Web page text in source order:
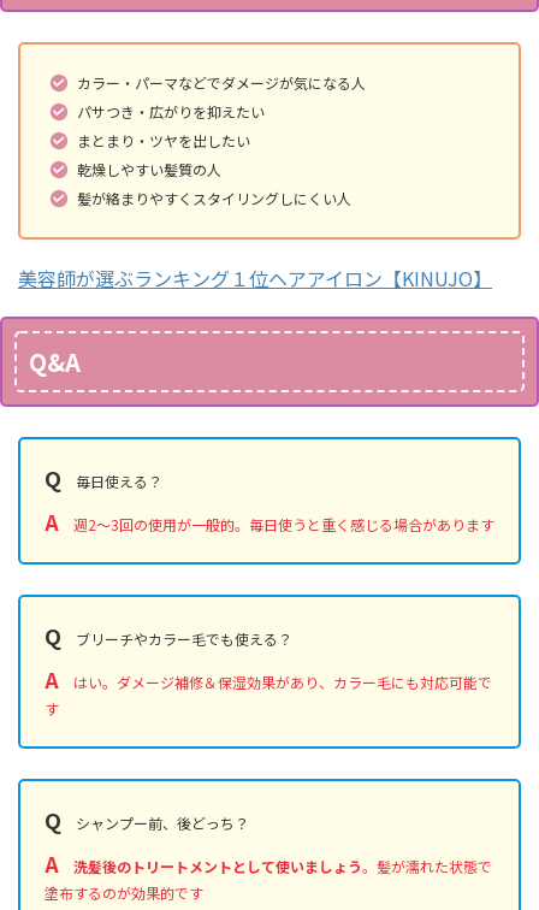
カラー・パーマなどでダメージが気になる人
パサつき・広がりを抑えたい
まとまり・ツヤを出したい
乾燥しやすい髪質の人
髪が絡まりやすくスタイリングしにくい人
美容師が選ぶランキング１位ヘアアイロン【KINUJO】
Q&A
Q 毎日使える？
A 週2〜3回の使用が一般的。毎日使うと重く感じる場合があります
Q ブリーチやカラー毛でも使える？
A はい。ダメージ補修＆保湿効果があり、カラー毛にも対応可能で
す
Q シャンプー前、後どっち？
A 洗髪後のトリートメントとして使いましょう。髪が濡れた状態で
塗布するのが効果的です